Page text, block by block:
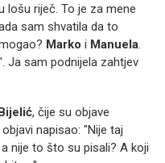
lošu riječ. To je za mene
sam shvatila da to
Marko i Manuela.
Ja sam podnijela zahtjev
, čije su objave
napisao: "Nije taj
a nije to što su pisali? A koji